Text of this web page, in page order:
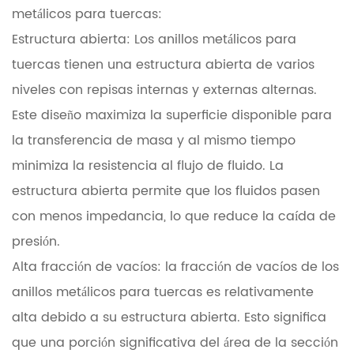
metálicos para tuercas:
Estructura abierta: Los anillos metálicos para
tuercas tienen una estructura abierta de varios
niveles con repisas internas y externas alternas.
Este diseño maximiza la superficie disponible para
la transferencia de masa y al mismo tiempo
minimiza la resistencia al flujo de fluido. La
estructura abierta permite que los fluidos pasen
con menos impedancia, lo que reduce la caída de
presión.
Alta fracción de vacíos: la fracción de vacíos de los
anillos metálicos para tuercas es relativamente
alta debido a su estructura abierta. Esto significa
que una porción significativa del área de la sección